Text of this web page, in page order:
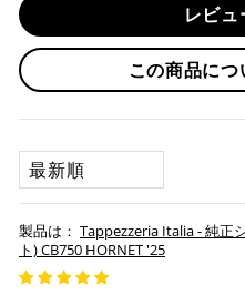
納期
作業納期については、お預か
せていただきますが、受付状
承諾
本サービスをご利用いただく
ただいたものとみなします。
納期について
お預かりするシートは間
ートで、加工をしていない
いつもの楽天IDとパス
いが可能です。
「お得」な楽天ペイをご
※ 楽天ポイントが貯ま
ト・楽天ペイ残高での
※ 現在楽天ペイでご使用
Visa、Mastercard、JCB
１回のご注文で商品代金合計
は、送料が無料となります。
※通常送料は¥770(税込)です
ヤマト運輸になります。 配送
レビュ
この商品に
SORT BY
Tappezzeria Italia - 純正
ト) CB750 HORNET '25